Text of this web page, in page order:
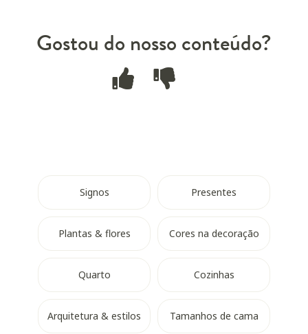
Gostou do nosso conteúdo?
Signos Presentes
Plantas & flores Cores na decoração
Quarto Cozinhas
Arquitetura & estilos Tamanhos de cama